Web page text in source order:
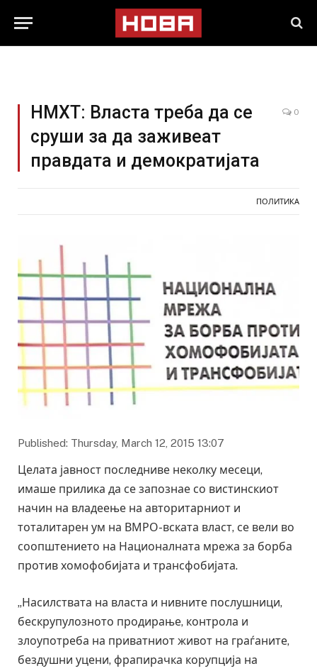
НМХТ: Властa треба да се
сруши за да заживеат
правдата и демократијата
0
ПОЛИТИКА
Published: Thursday, March 12, 2015 13:07
Целата јавност последниве неколку месеци,
имаше прилика да се запознае со вистинскиот
начин на владеење на авторитарниот и
тоталитарен ум на ВМРО-вската власт, се вели во
соопштението на Националната мрежа за борба
против хомофобијата и трансфобијата.
„Насилствата на власта и нивните послушници,
бескрупулозното продирање, контрола и
злоупотреба на приватниот живот на граѓаните,
бездушни уцени, фрапирачка корупција на